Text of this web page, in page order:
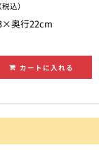
込）
奥行22cm
カートに入れる